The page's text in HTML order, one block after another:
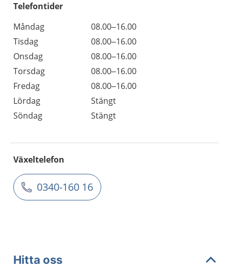
Telefontider
Måndag
08.00–16.00
Tisdag
08.00–16.00
Onsdag
08.00–16.00
Torsdag
08.00–16.00
Fredag
08.00–16.00
Lördag
Stängt
Söndag
Stängt
Växeltelefon
0340-160 16
Hitta oss